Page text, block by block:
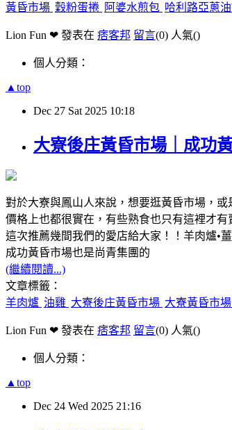
黃昏市場 穀粉蛋捲 阿婆水煎包 哈利路亞蔥
Lion Fun ❤ 發表在 痞客邦 留言(0) 人氣()
個人分類：
▲top
Dec 27 Sat 2025 10:18
大寮後庄黃昏市場｜成功
對於大寮與鳳山人來說，想要逛黃昏市場，
價格上也都很實在，有些熟食也只有這裡才有
這次推薦幾間我們的愛店給大家！！羊肉爐•
成功黃昏市場也是尚青集團的
(繼續閱讀...)
文章標籤：
羊肉爐 油雞 大寮後庄黃昏市場 大寮黃昏市場
Lion Fun ❤ 發表在 痞客邦 留言(0) 人氣()
個人分類：
▲top
Dec 24 Wed 2025 21:16